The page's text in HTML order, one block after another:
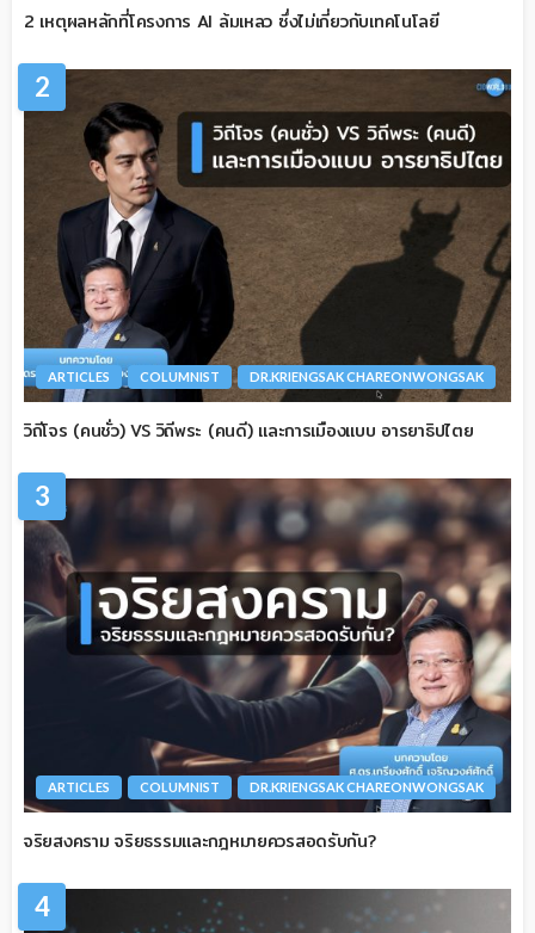
2 เหตุผลหลักที่โครงการ AI ล้มเหลว ซึ่งไม่เกี่ยวกับเทคโนโลยี
2
ARTICLES COLUMNIST DR.KRIENGSAK CHAREONWONGSAK
วิถีโจร (คนชั่ว) VS วิถีพระ (คนดี) และการเมืองแบบ อารยาธิปไตย
3
ARTICLES COLUMNIST DR.KRIENGSAK CHAREONWONGSAK
จริยสงคราม จริยธรรมและกฎหมายควรสอดรับกัน?
4